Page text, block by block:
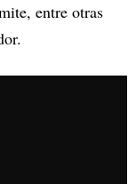
entre otras